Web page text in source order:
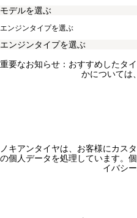
エンジンタイプを選ぶ
重要なお知らせ：おすすめしたタ
かについては
ノキアンタイヤは、お客様にカス
の個人データを処理しています。
イバシ